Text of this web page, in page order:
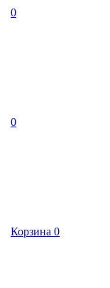
0
0
Корзина 0